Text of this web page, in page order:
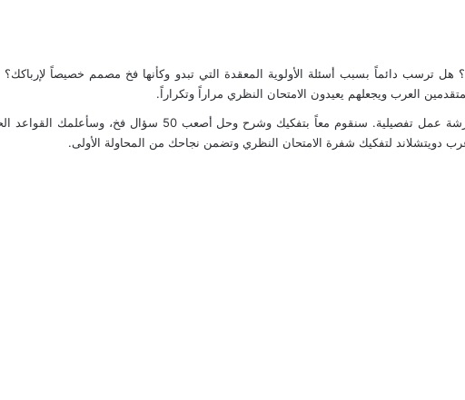
هل ترسب دائماً بسبب أسئلة الأولوية المعقدة التي تبدو وكأنها فخ مصمم خصيصاً
العرب ويجعلهم يعيدون الامتحان النظري مراراً وتكراراً.
دويتشلاند لتفكيك شفرة الامتحان النظري وتضمن نجاحك من المحاولة الأولى.